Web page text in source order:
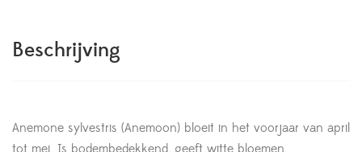
Beschrijving
Anemone sylvestris (Anemoon) bloeit in het voorjaar van april
tot mei. Is bodembedekkend, geeft witte bloemen.